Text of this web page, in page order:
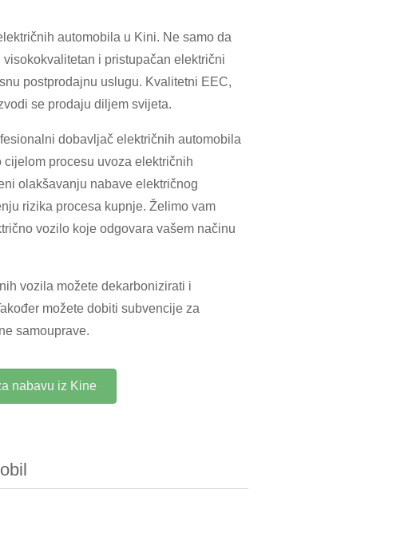
automobila u Kini. Ne samo da
visokokvalitetan i pristupačan električni
postprodajnu uslugu. Kvalitetni EEC,
se prodaju diljem svijeta.
dobavljač električnih automobila
cijelom procesu uvoza električnih
olakšavanju nabave električnog
rizika procesa kupnje. Želimo vam
vozilo koje odgovara vašem načinu
vozila možete dekarbonizirati i
možete dobiti subvencije za
samouprave.
nabavu iz Kine